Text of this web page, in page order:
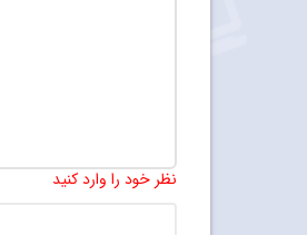
نظر خود را وارد کنید